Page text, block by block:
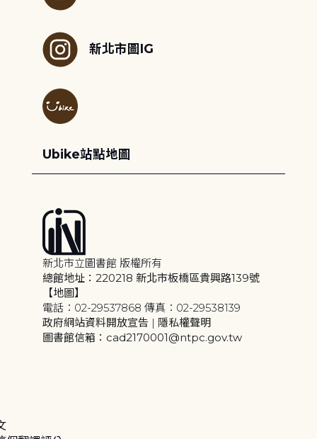
新北市圖IG
Ubike站點地圖
新北市立圖書館 版權所有
總館地址：220218 新北市板橋區貴興路139號
【地圖】
電話：02-29537868 傳真：02-29538139
政府網站資料開放宣告 | 隱私權聲明
圖書館信箱：cad2170001@ntpc.gov.tw